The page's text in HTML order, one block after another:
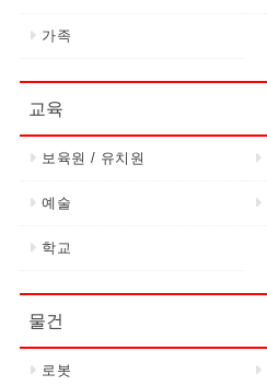
가족
교육
보육원 / 유치원
예술
학교
물건
로봇